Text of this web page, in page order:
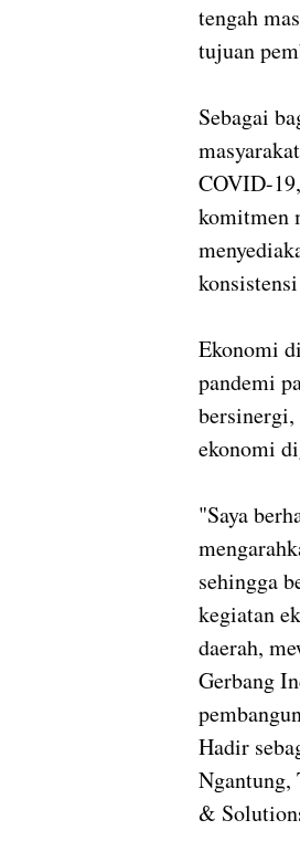
tengah
tujuan
Sebagai
COVID-
komitmen
Ekonomi
pandemi
ekonomi
"Saya
sehingga
kegiatan
daerah,
Gerbang
Hadir
Ngantung,
&